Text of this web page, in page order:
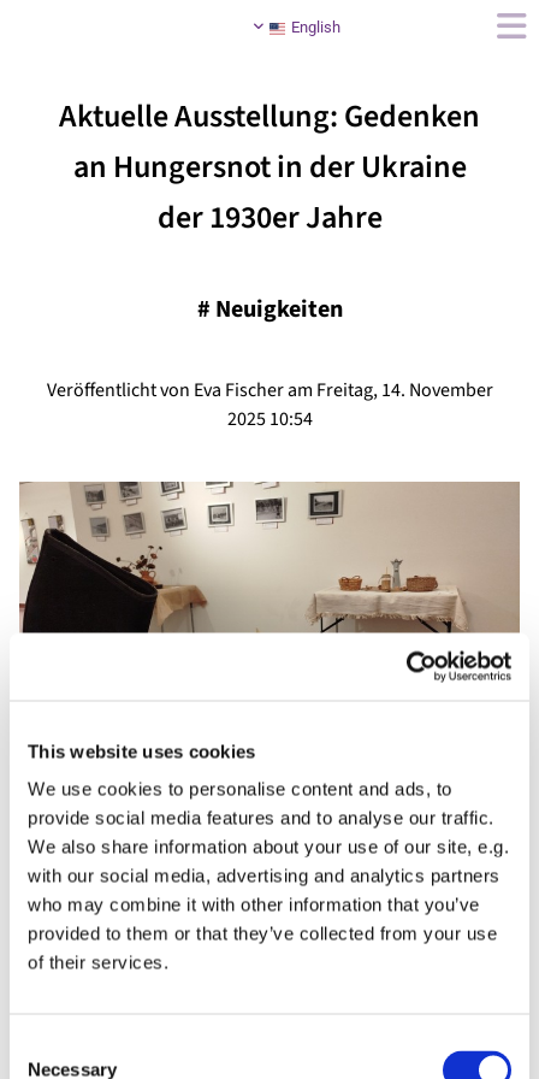
This website uses cookies
We use cookies to personalise content and ads, to
provide social media features and to analyse our traffic.
We also share information about your use of our site, e.g.
with our social media, advertising and analytics partners
who may combine it with other information that you’ve
provided to them or that they’ve collected from your use
of their services.
Selection
Necessary
English
Aktuelle Ausstellung: Gedenken
an Hungersnot in der Ukraine
der 1930er Jahre
# Neuigkeiten
Veröffentlicht von Eva Fischer am Freitag, 14. November
2025 10:54
Aktuelle Ausstellung: Gedenken an Hungersnot
in der Ukraine der 1930er Jahre
Die als Holodomor bekannt gewordene Hungersnot in
der Ukraine 1932-1933 kostete Millionen von
Menschenleben. Nicht zuletzt mit Blick auf die heutige
gestalteten Ausstellung des Potsdamer Vereins PUSH UA